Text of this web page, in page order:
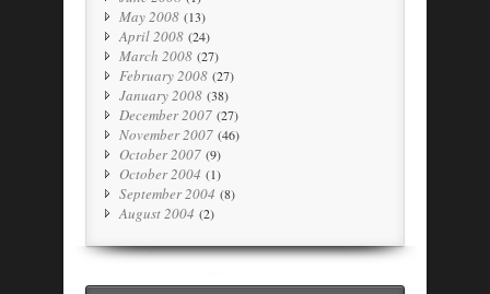
May 2008 (13)
April 2008 (24)
March 2008 (27)
February 2008 (27)
January 2008 (38)
December 2007 (27)
November 2007 (46)
October 2007 (9)
October 2004 (1)
September 2004 (8)
August 2004 (2)